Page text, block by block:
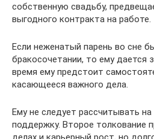
собственную свадьбу,
выгодного контракта на работе.
Если неженатый парень во сне
бракосочетании, то ему дается
время ему предстоит
касающееся важного дела.
Ему не следует рассчитывать
поддержку. Второе толкование